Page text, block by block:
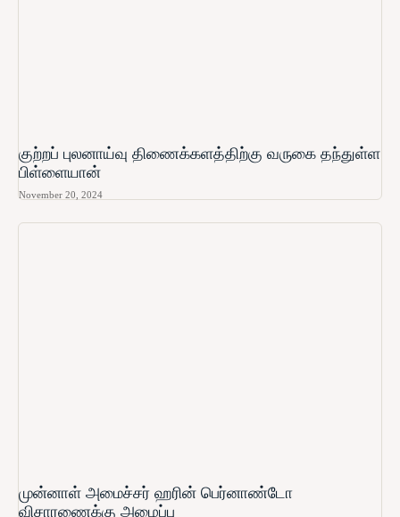
குற்றப் புலனாய்வு திணைக்களத்திற்கு வருகை தந்துள்ள
பிள்ளையான்
November 20, 2024
முன்னாள் அமைச்சர் ஹரின் பெர்னாண்டோ​
விசாரணைக்கு அழைப்பு